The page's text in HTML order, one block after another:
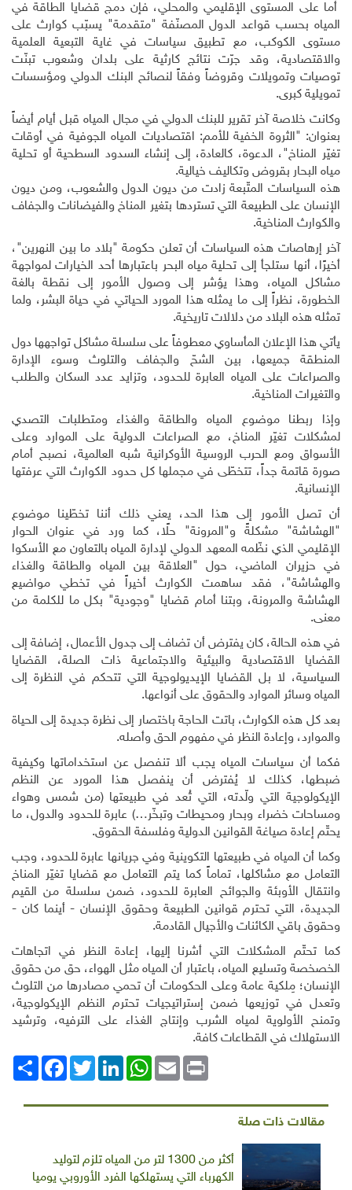
أما على المستوى الإقليمي والمحلي، فإن دمج قضايا الطاقة في
المياه بحسب قواعد الدول المصنّفة "متقدمة" يسبّب كوارث على
مستوى الكوكب، مع تطبيق سياسات في غاية التبعية العلمية
والاقتصادية، وقد جرّت نتائج كارثية على بلدان وشعوب تبنّت
توصيات وتمويلات وقروضاً وفقاً لنصائح البنك الدولي ومؤسسات
تمويلية كبرى.
وكانت خلاصة آخر تقرير للبنك الدولي في مجال المياه قبل أيام أيضاً
بعنوان: "الثروة الخفية للأمم: اقتصاديات المياه الجوفية في أوقات
تغيّر المناخ"، الدعوة، كالعادة، إلى إنشاء السدود السطحية أو تحلية
مياه البحار بقروض وتكاليف خيالية.
هذه السياسات المتّبعة زادت من ديون الدول والشعوب، ومن ديون
الإنسان على الطبيعة التي تستردها بتغير المناخ والفيضانات والجفاف
والكوارث المناخية.
آخر إرهاصات هذه السياسات أن تعلن حكومة "بلاد ما بين النهرين"،
أخيرًا، أنها ستلجأ إلى تحلية مياه البحر باعتبارها أحد الخيارات لمواجهة
مشاكل المياه، وهذا يؤشر إلى وصول الأمور إلى نقطة بالغة
الخطورة، نظراً إلى ما يمثله هذا المورد الحياتي في حياة البشر، ولما
تمثله هذه البلاد من دلالات تاريخية.
يأتي هذا الإعلان المأساوي معطوفاً على سلسلة مشاكل تواجهها دول
المنطقة جميعها، بين الشحّ والجفاف والتلوث وسوء الإدارة
والصراعات على المياه العابرة للحدود، وتزايد عدد السكان والطلب
والتغيرات المناخية.
وإذا ربطنا موضوع المياه والطاقة والغذاء ومتطلبات التصدي
لمشكلات تغيّر المناخ، مع الصراعات الدولية على الموارد وعلى
الأسواق ومع الحرب الروسية الأوكرانية شبه العالمية، نصبح أمام
صورة قاتمة جداً، تتخطّى في مجملها كل حدود الكوارث التي عرفتها
الإنسانية.
أن تصل الأمور إلى هذا الحد، يعني ذلك أننا تخطّينا موضوع
"الهشاشة" مشكلةً و"المرونة" حلًا، كما ورد في عنوان الحوار
الإقليمي الذي نظّمه المعهد الدولي لإدارة المياه بالتعاون مع الأسكوا
في حزيران الماضي، حول "العلاقة بين المياه والطاقة والغذاء
والهشاشة"، فقد ساهمت الكوارث أخيراً في تخطي مواضيع
الهشاشة والمرونة، وبتنا أمام قضايا "وجودية" بكل ما للكلمة من
معنى.
في هذه الحالة، كان يفترض أن تضاف إلى جدول الأعمال، إضافة إلى
القضايا الاقتصادية والبيئية والاجتماعية ذات الصلة، القضايا
السياسية، لا بل القضايا الإيديولوجية التي تتحكم في النظرة إلى
المياه وسائر الموارد والحقوق على أنواعها.
بعد كل هذه الكوارث، باتت الحاجة باختصار إلى نظرة جديدة إلى الحياة
والموارد، وإعادة النظر في مفهوم الحق وأصله.
فكما أن سياسات المياه يجب ألا تنفصل عن استخداماتها وكيفية
ضبطها، كذلك لا يُفترض أن ينفصل هذا المورد عن النظم
الإيكولوجية التي ولّدته، التي تُعد في طبيعتها (من شمس وهواء
ومساحات خضراء وبحار ومحيطات وتبخّر…) عابرة للحدود والدول، ما
يحتّم إعادة صياغة القوانين الدولية وفلسفة الحقوق.
وكما أن المياه في طبيعتها التكوينية وفي جريانها عابرة للحدود، وجب
التعامل مع مشاكلها، تماماً كما يتم التعامل مع قضايا تغيّر المناخ
وانتقال الأوبئة والجوائح العابرة للحدود، ضمن سلسلة من القيم
الجديدة، التي تحترم قوانين الطبيعة وحقوق الإنسان - أينما كان -
وحقوق باقي الكائنات والأجيال القادمة.
كما تحتّم المشكلات التي أشرنا إليها، إعادة النظر في اتجاهات
الخصخصة وتسليع المياه، باعتبار أن المياه مثل الهواء، حق من حقوق
الإنسان؛ مِلكية عامة وعلى الحكومات أن تحمي مصادرها من التلوث
وتعدل في توزيعها ضمن إستراتيجيات تحترم النظم الإيكولوجية،
وتمنح الأولوية لمياه الشرب وإنتاج الغذاء على الترفيه، وترشيد
الاستهلاك في القطاعات كافة.
انشر
FacebookTwitterLinkedIn
WhatsAppEmail Print
مقالات ذات صلة
أكثر من 1300 لتر من المياه تلزم لتوليد
الكهرباء التي يستهلكها الفرد الأوروبي يوميا